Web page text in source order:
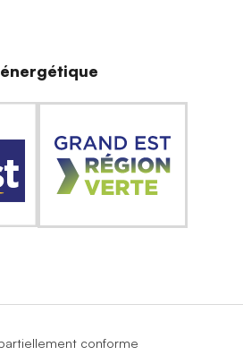
conforme